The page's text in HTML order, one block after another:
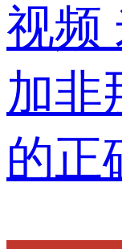
视频
加非
的正